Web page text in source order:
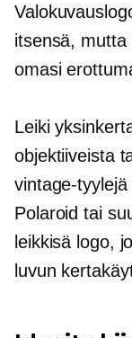
itsensä, mutta
omasi
Leiki
objektiiveista
vintage-tyylejä
Polaroid tai
leikkisä logo,
luvun